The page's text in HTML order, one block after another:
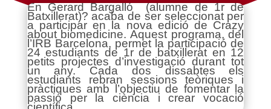
En Gerard Bargalló (alumne de 1r de
Batxillerat)? acaba de ser seleccionat per
a participar en la nova edició de Crazy
about biomedicine. Aquest programa, del
l’IRB Barcelona, permet la participació de
24 estudiants de 1r de batxillerat en 12
petits projectes d’investigació durant tot
un any. Cada dos dissabtes els
estudiants rebran sessions teòriques i
pràctiques amb l’objectiu de fomentar la
passió per la ciència i crear vocació